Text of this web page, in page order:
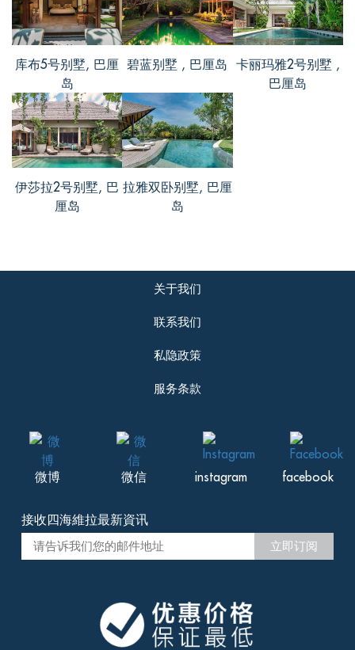
文, from China
评价 Jul 28 2016
强烈推荐这家，特别适合家庭出游，专门
配有儿童游戏室，希望我们的宝宝快点长
大呀~带着宝宝一起来~房间很大很宽敞，
有服务人员及时清扫卫生，都很礼貌，别
墅离海边不远，大概20分钟不到的路程
吧。朋友们在一起户外烧烤，在泳池游
泳，超开心，希望我的评论对你们有帮助~
圆圆, from China
第二次来巴厘岛度假了，之前住的地方不
务给五星，不仅问题及时解决，还特别有
礼貌。房间宽敞，床软很舒服。这边距离
惊讶这边还有桑拿服务，下次还选这家
Shelley, from Australia
surroundings, a little bit of Bali heaven, and
the staff is both professional and attentive.
库布5号别墅, 巴厘
岛
碧蓝别墅 , 巴厘岛 卡丽玛雅2号别墅 ,
巴厘岛
伊莎拉2号别墅, 巴
厘岛
拉雅双卧别墅, 巴厘
岛
关于我们
联系我们
私隐政策
服务条款
微博 微信 instagram facebook
接收四海維拉最新資讯
立即订阅